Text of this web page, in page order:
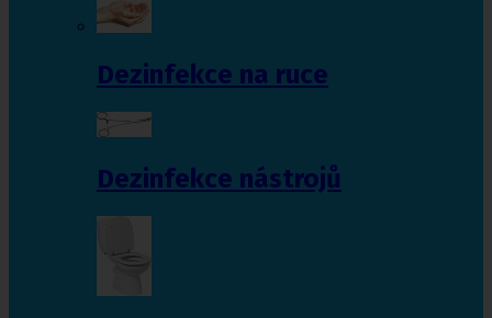
Dezinfekce na ruce
Dezinfekce nástrojů